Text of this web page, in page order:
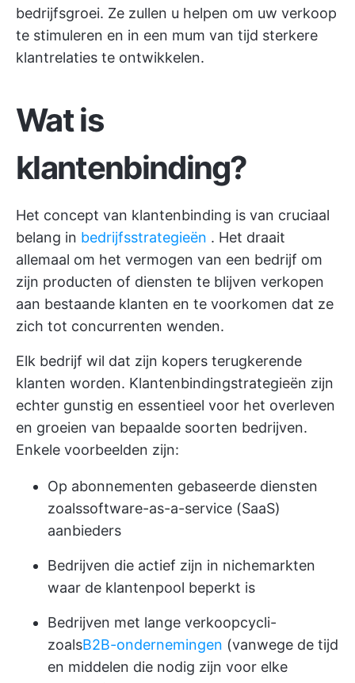
bedrijfsgroei. Ze zullen u helpen om uw verkoop
te stimuleren en in een mum van tijd sterkere
klantrelaties te ontwikkelen.
Wat is
klantenbinding?
Het concept van klantenbinding is van cruciaal
belang in bedrijfsstrategieën . Het draait
allemaal om het vermogen van een bedrijf om
zijn producten of diensten te blijven verkopen
aan bestaande klanten en te voorkomen dat ze
zich tot concurrenten wenden.
Elk bedrijf wil dat zijn kopers terugkerende
klanten worden. Klantenbindingstrategieën zijn
echter gunstig en essentieel voor het overleven
en groeien van bepaalde soorten bedrijven.
Enkele voorbeelden zijn:
Op abonnementen gebaseerde diensten
zoalssoftware-as-a-service (SaaS)
aanbieders
Bedrijven die actief zijn in nichemarkten
waar de klantenpool beperkt is
Bedrijven met lange verkoopcycli-
zoalsB2B-ondernemingen (vanwege de tijd
en middelen die nodig zijn voor elke